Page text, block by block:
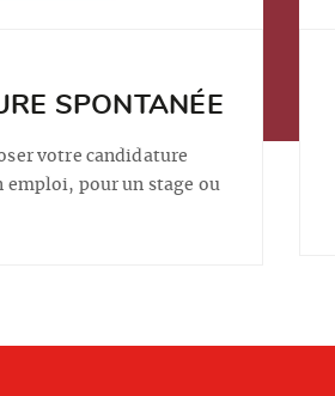
SPONTANÉE
votre candidature
emploi, pour un stage ou